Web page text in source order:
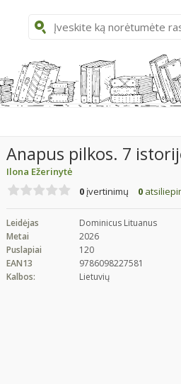
Anapus pilkos. 7
Ilona Ežerinytė
0 įvertinimų 0
Leidėjas
Dominicus Lituanus
Metai
2026
Puslapiai
120
EAN13
9786098227581
Kalbos:
Lietuvių